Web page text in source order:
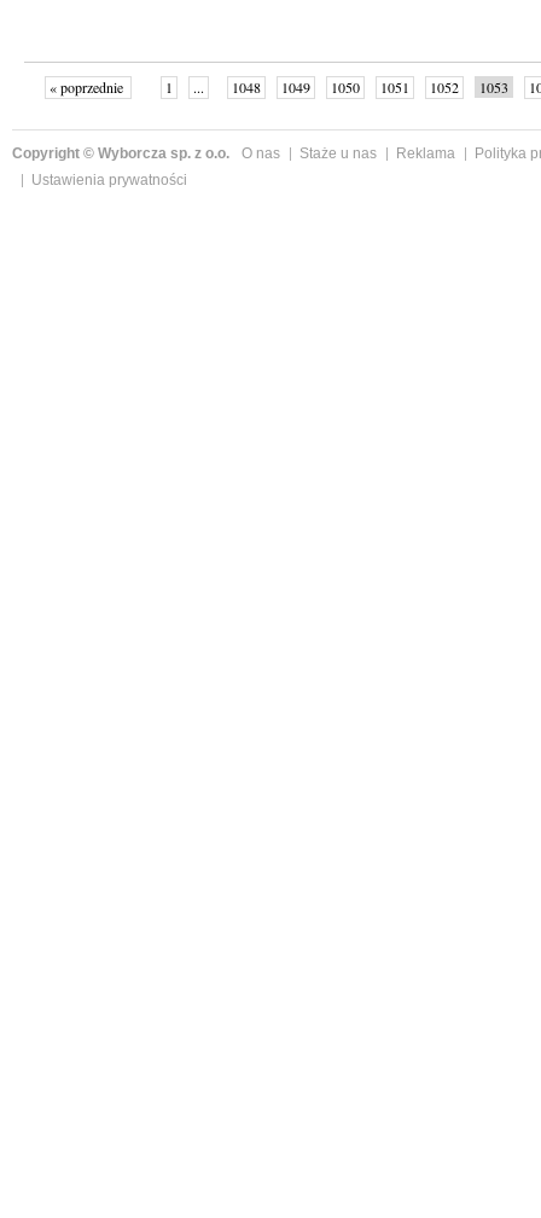
« poprzednie 1 ... 1048 1049 1050 1051 1052 1053
Copyright © Wyborcza sp. z o.o. O nas Staże u nas Reklama
Polityka
Ustawienia prywatności